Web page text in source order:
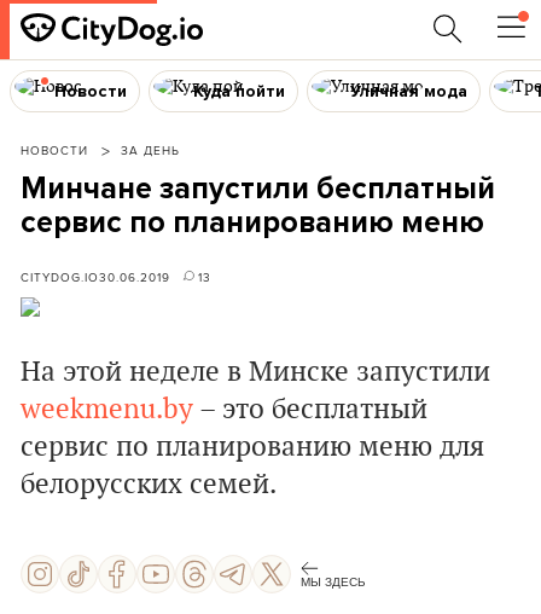
Новости Куда пойти Уличная мода
НОВОСТИ ЗА ДЕНЬ
Минчане запустили бесплатный
сервис по планированию меню
CITYDOG.IO30.06.2019 13
На этой неделе в Минске запустили
weekmenu.by – это бесплатный
сервис по планированию меню для
белорусских семей.
МЫ ЗДЕСЬ